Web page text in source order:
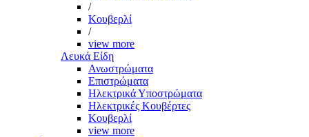
/
Κουβερλί
/
view more
Λευκά Είδη
Ανωστρώματα
Επιστρώματα
Ηλεκτρικά Υποστρώματα
Ηλεκτρικές Κουβέρτες
Κουβερλί
view more